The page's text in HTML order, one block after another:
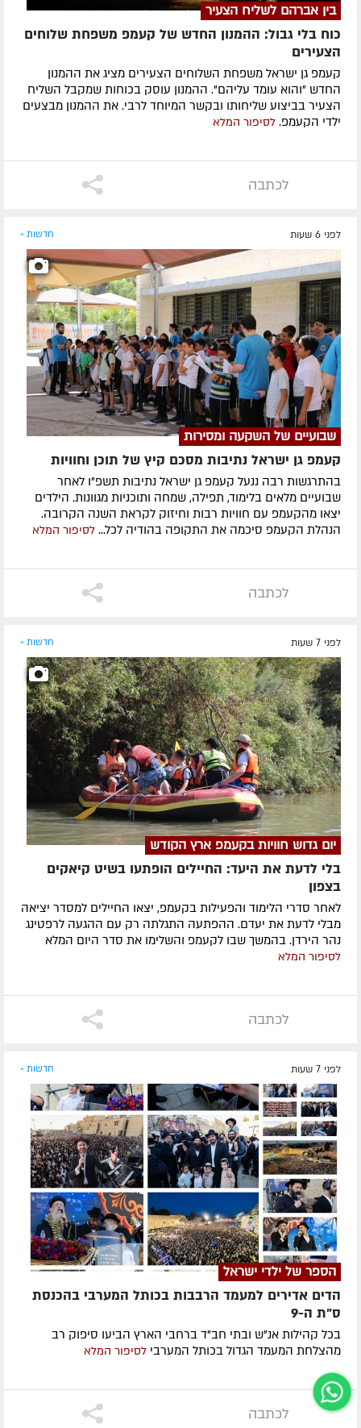
בין אברהם לשליח הצעיר
כוח בלי גבול: ההמנון החדש של קעמפ משפחת שלוחים
הצעירים
קעמפ גן ישראל משפחת השלוחים הצעירים מציג את ההמנון
החדש "והוא עומד עליהם". ההמנון עוסק בכוחות שמקבל השליח
הצעיר בביצוע שליחותו ובקשר המיוחד לרבי. את ההמנון מבצעים
ילדי הקעמפ. לסיפור המלא
לכתבה
לפני 6 שעות חדשות »
שבועיים של השקעה ומסירות
קעמפ גן ישראל נתיבות מסכם קיץ של תוכן וחוויות
בהתרגשות רבה ננעל קעמפ גן ישראל נתיבות תשפ"ו לאחר
שבועיים מלאים בלימוד, תפילה, שמחה ותוכניות מגוונות. הילדים
יצאו מהקעמפ עם חוויות רבות וחיזוק לקראת השנה הקרובה.
הנהלת הקעמפ סיכמה את התקופה בהודיה לכל... לסיפור המלא
לכתבה
לפני 7 שעות חדשות »
יום גדוש חוויות בקעמפ ארץ הקודש
בלי לדעת את היעד: החיילים הופתעו בשיט קיאקים
בצפון
לאחר סדרי הלימוד והפעילות בקעמפ, יצאו החיילים למסדר יציאה
מבלי לדעת את יעדם. ההפתעה התגלתה רק עם ההגעה לרפטינג
נהר הירדן. בהמשך שבו לקעמפ והשלימו את סדר היום המלא
לסיפור המלא
לכתבה
לפני 7 שעות חדשות »
הספר של ילדי ישראל
הדים אדירים למעמד הרבבות בכותל המערבי בהכנסת
ס"ת ה-9
בכל קהילות אנ"ש ובתי חב"ד ברחבי הארץ הביעו סיפוק רב
מהצלחת המעמד הגדול בכותל המערבי לסיפור המלא
לכתבה